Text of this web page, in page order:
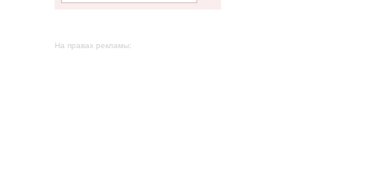
На правах рекламы: